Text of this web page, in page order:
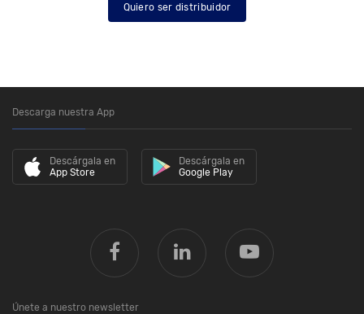
Quiero ser distribuidor
Descarga nuestra App
Descárgala en
App Store
Descárgala en
Google Play
Únete a nuestro newsletter